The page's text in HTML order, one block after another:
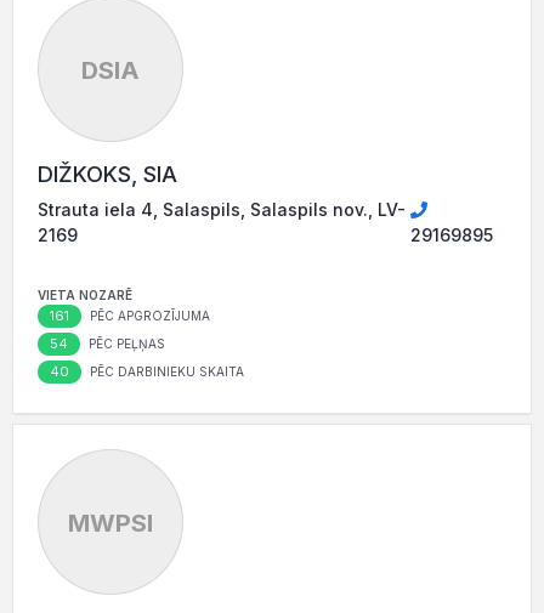
DSIA
DIŽKOKS, SIA
Strauta iela 4, Salaspils, Salaspils nov., LV-
2169
29169895
VIETA NOZARĒ
161 PĒC APGROZĪJUMA
54 PĒC PEĻŅAS
40 PĒC DARBINIEKU SKAITA
MWPSI